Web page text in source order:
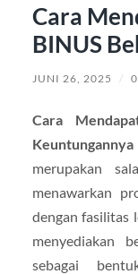
Cara
BINUS
JUNI 26, 2025 /
Cara
Keuntungannya
merupakan
menawarkan
dengan fasilitas
menyediakan
sebagai